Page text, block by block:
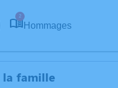
2
Hommages
la famille